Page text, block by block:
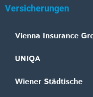
Versicherungen
Vienna Insurance
UNIQA
Wiener Städtische